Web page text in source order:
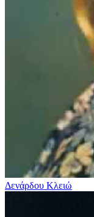
Δενάρδου Κλειώ